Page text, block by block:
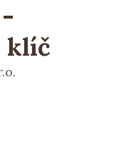
klíč